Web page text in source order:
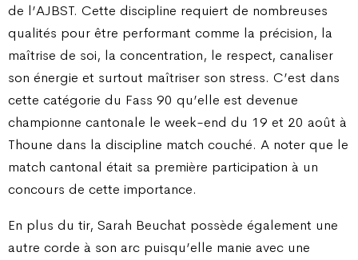
de l’AJBST. Cette discipline requiert de nombreuses
qualités pour être performant comme la précision, la
maîtrise de soi, la concentration, le respect, canaliser
son énergie et surtout maîtriser son stress. C’est dans
cette catégorie du Fass 90 qu’elle est devenue
championne cantonale le week-end du 19 et 20 août à
Thoune dans la discipline match couché. A noter que le
match cantonal était sa première participation à un
concours de cette importance.
En plus du tir, Sarah Beuchat possède également une
autre corde à son arc puisqu’elle manie avec une